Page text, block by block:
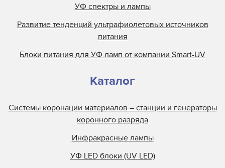
Отражатели GCC
Отражатели Grapo
Отражатели Inca
УФ спектры и лампы
Развитие тенденций ультрафиолетовых источников
питания
Блоки питания для УФ ламп от компании Smart-UV
Каталог
Системы коронации материалов – станции и генераторы
коронного разряда
Инфракрасные лампы
УФ LED блоки (UV LED)